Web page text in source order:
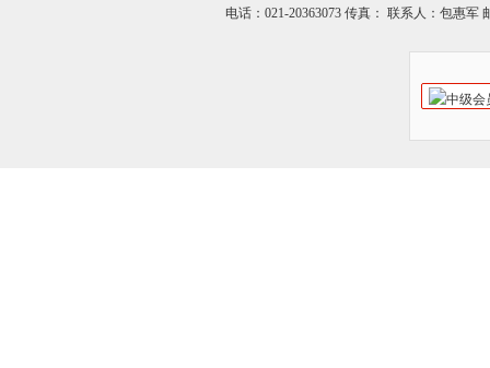
电话：021-20363073 传真： 联系人：包惠军